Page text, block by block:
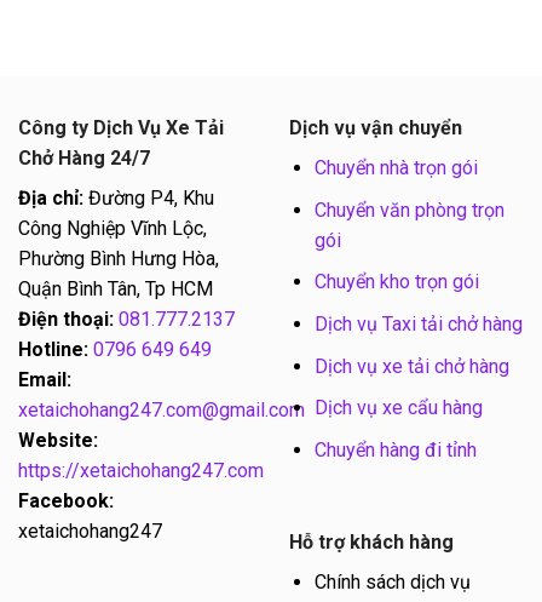
Công ty Dịch Vụ Xe Tải
Chở Hàng 24/7
Địa chỉ: Đường P4, Khu
Công Nghiệp Vĩnh Lộc,
Phường Bình Hưng Hòa,
Quận Bình Tân, Tp HCM
Điện thoại: 081.777.2137
Hotline: 0796 649 649
Email:
xetaichohang247.com@gmail.com
Website:
https://xetaichohang247.com
Facebook:
xetaichohang247
Dịch vụ vận chuyển
Chuyển nhà trọn gói
Chuyển văn phòng trọn
gói
Chuyển kho trọn gói
Dịch vụ Taxi tải chở hàng
Dịch vụ xe tải chở hàng
Dịch vụ xe cẩu hàng
Chuyển hàng đi tỉnh
Hỗ trợ khách hàng
Chính sách dịch vụ